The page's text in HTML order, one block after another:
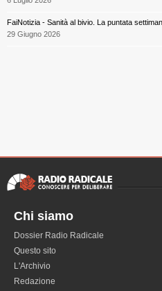
FaiNotizia - Sanità al bivio. La puntata
29 Giugno 2026
Chi siamo
Dossier Radio Radicale
Questo sito
L'Archivio
Redazione